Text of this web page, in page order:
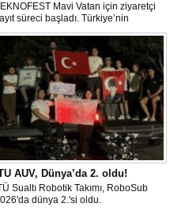
Mavi Vatan için ziyaretçi
süreci başladı. Türkiye’nin
ve savunma teknolojilerine
odaklanan etkinliği, 20-23 Ağustos
tarihleri arasında Gölcük Tersanesi
Komutanlığı’nda gerçekleştirilecek.
AUV, Dünya’da 2. oldu!
Sualtı Robotik Takımı, RoboSub
dünya 2.'si oldu.